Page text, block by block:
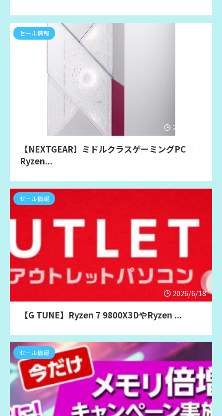
2026/6/18
セール情報
【NEXTGEAR】ミドルクラスゲーミングPC ｜
Ryzen...
2026/6/18
セール情報
【G TUNE】Ryzen 7 9800X3DやRyzen ...
セール情報